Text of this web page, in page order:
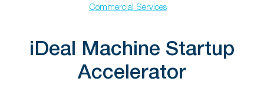
Commercial Services
iDeal Machine Startup
Accelerator